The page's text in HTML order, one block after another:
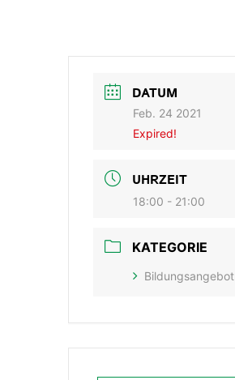
DATUM
Feb. 24 2021
Expired!
UHRZEIT
18:00 - 21:00
KATEGORIE
Bildungsangebot